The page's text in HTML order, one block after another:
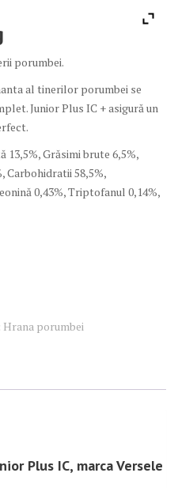
porumbei.
al tinerilor porumbei se
Junior Plus IC + asigură un
13,5%,Grăsimi brute 6,5%,
Carbohidratii58,5%,
0,43%,Triptofanul 0,14%,
Hrana porumbei
Plus IC, marca Versele